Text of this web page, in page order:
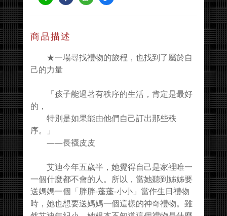
商品描述
★一場尋找禮物的旅程，也找到了屬於自
己的力量
「孩子能過著有秩序的生活，肯定是最好
的，
特別是如果能由他們自己訂出那些秩
序。」
——長襪皮皮
艾迪今年五歲半，她覺得自己是家裡唯一
一個什麼都不會的人。所以，當她聽到姊姊要
送媽媽一個「胖胖-蓬蓬-小小」當作生日禮物
時，她也想要送媽媽一個這樣的神奇禮物。雖